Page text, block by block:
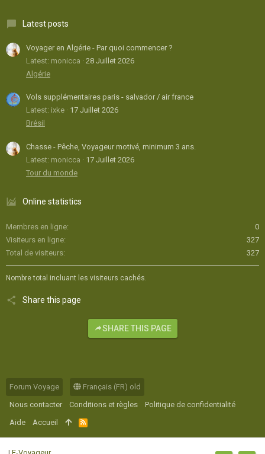
Latest posts
Voyager en Algérie - Par quoi commencer ?
Latest: monicca
28 Juillet 2026
Algérie
Vols supplémentaires paris - salvador / air france
Latest: ixke
17 Juillet 2026
Brésil
Chasse - Pêche, Voyageur motivé, minimum 3 ans.
Latest: monicca
17 Juillet 2026
Tour du monde
Online statistics
Membres en ligne
0
Visiteurs en ligne
327
Total de visiteurs
327
Nombre total incluant les visiteurs cachés.
Share this page
SHARE THIS PAGE
Forum Voyage
Français (FR) old
Nous contacter
Conditions et règles
Politique de confidentialité
Aide
Accueil
R
S
S